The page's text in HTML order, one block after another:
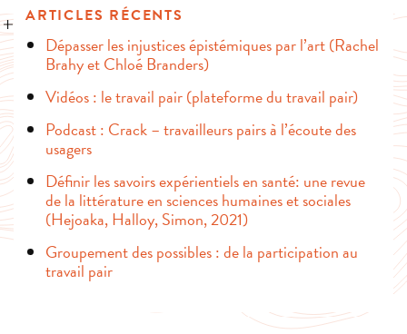
ARTICLES RÉCENTS
Dépasser les injustices épistémiques par l’art (Rachel
Brahy et Chloé Branders)
Vidéos : le travail pair (plateforme du travail pair)
Podcast : Crack – travailleurs pairs à l’écoute des
usagers
Définir les savoirs expérientiels en santé: une revue
de la littérature en sciences humaines et sociales
(Hejoaka, Halloy, Simon, 2021)
Groupement des possibles : de la participation au
travail pair